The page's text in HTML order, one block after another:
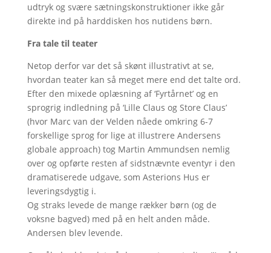
udtryk og svære sætningskonstruktioner ikke går
direkte ind på harddisken hos nutidens børn.
Fra tale til teater
Netop derfor var det så skønt illustrativt at se,
hvordan teater kan så meget mere end det talte ord.
Efter den mixede oplæsning af ‘Fyrtårnet’ og en
sprogrig indledning på ‘Lille Claus og Store Claus’
(hvor Marc van der Velden nåede omkring 6-7
forskellige sprog for lige at illustrere Andersens
globale approach) tog Martin Ammundsen nemlig
over og opførte resten af sidstnævnte eventyr i den
dramatiserede udgave, som Asterions Hus er
leveringsdygtig i.
Og straks levede de mange rækker børn (og de
voksne bagved) med på en helt anden måde.
Andersen blev levende.